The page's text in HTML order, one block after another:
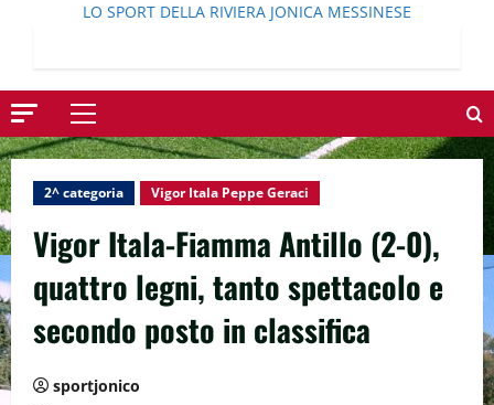
LO SPORT DELLA RIVIERA JONICA MESSINESE
Menu
principale
2^ categoria Vigor Itala Peppe Geraci
Vigor Itala-Fiamma Antillo (2-0),
quattro legni, tanto spettacolo e
secondo posto in classifica
sportjonico